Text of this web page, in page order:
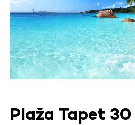
Plaža Tapet 30